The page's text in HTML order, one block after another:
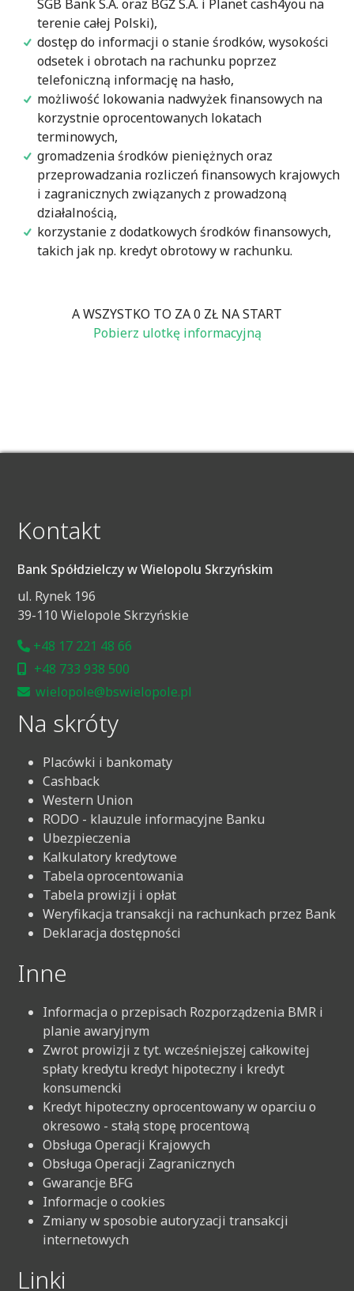
SGB Bank S.A. oraz BGŻ S.A. i Planet cash4you na
terenie całej Polski),
dostęp do informacji o stanie środków, wysokości
odsetek i obrotach na rachunku poprzez
telefoniczną informację na hasło,
możliwość lokowania nadwyżek finansowych na
korzystnie oprocentowanych lokatach
terminowych,
gromadzenia środków pieniężnych oraz
przeprowadzania rozliczeń finansowych krajowych
i zagranicznych związanych z prowadzoną
działalnością,
korzystanie z dodatkowych środków finansowych,
takich jak np. kredyt obrotowy w rachunku.
A WSZYSTKO TO ZA0 ZŁ NA START
Pobierz ulotkę informacyjną
Kontakt
Bank Spółdzielczy w Wielopolu Skrzyńskim
ul. Rynek 196
39-110 Wielopole Skrzyńskie
+48 17 221 48 66
+48 733 938 500
wielopole@bswielopole.pl
Na skróty
Placówki i bankomaty
Cashback
Western Union
RODO - klauzule informacyjne Banku
Ubezpieczenia
Kalkulatory kredytowe
Tabela oprocentowania
Tabela prowizji i opłat
Weryfikacja transakcji na rachunkach przez Bank
Deklaracja dostępności
Inne
Informacja o przepisach Rozporządzenia BMR i
planie awaryjnym
Zwrot prowizji z tyt. wcześniejszej całkowitej
spłaty kredytu kredyt hipoteczny i kredyt
konsumencki
Kredyt hipoteczny oprocentowany w oparciu o
okresowo - stałą stopę procentową
Obsługa Operacji Krajowych
Obsługa Operacji Zagranicznych
Gwarancje BFG
Informacje o cookies
Zmiany w sposobie autoryzacji transakcji
internetowych
Linki